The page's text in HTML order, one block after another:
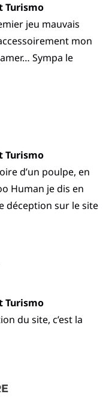
Turismo
jeu mauvais
mon
Sympa le
Turismo
d’un poulpe, en
Human je dis en
déception sur le site
Turismo
du site, c’est la